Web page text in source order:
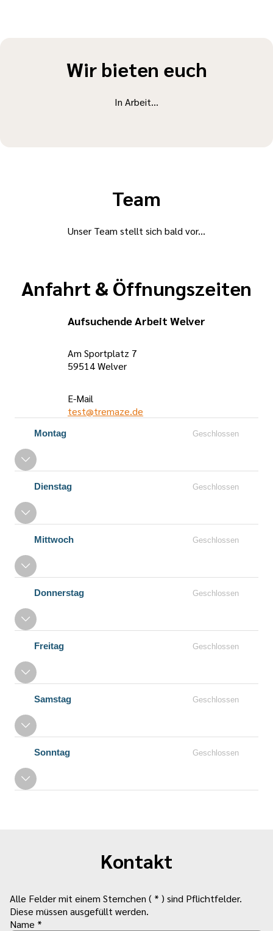
Wir bieten euch
In Arbeit...
Team
Unser Team stellt sich bald vor...
Anfahrt & Öffnungszeiten
Aufsuchende Arbeit Welver
Am Sportplatz 7
59514 Welver
E-Mail
test@tremaze.de
Montag Geschlossen
Dienstag Geschlossen
Mittwoch Geschlossen
Donnerstag Geschlossen
Freitag Geschlossen
Samstag Geschlossen
Sonntag Geschlossen
Kontakt
Alle Felder mit einem Sternchen ( * ) sind Pflichtfelder.
Diese müssen ausgefüllt werden.
Name *